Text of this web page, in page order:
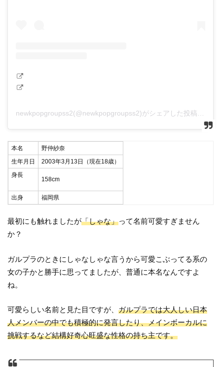
本名
野仲紗奈
生年月日
2003年3月13日（現在18歳）
身長
158cm
出身 福岡県
最初にも触れましたが「しゃな」って名前可愛すぎません
か？
ガルプラのときにしゃなしゃな言うから可愛こぶってる系の
女の子かと勝手に思ってましたが、普通に本名なんですよ
ね。
可愛らしい名前と見た目ですが、ガルプラでは大人しい日本
人メンバーの中でも積極的に発言したり、メインボーカルに
挑戦するなど結構好奇心旺盛な性格の持ち主です。